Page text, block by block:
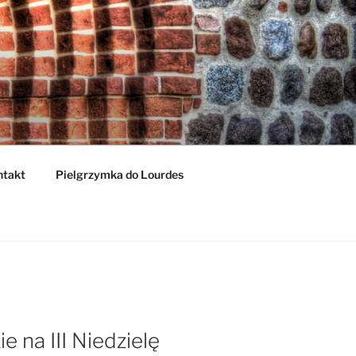
Pielgrzymka do Lourdes
na III Niedzielę